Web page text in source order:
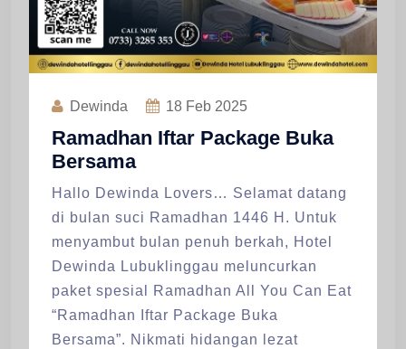
Dewinda 18 Feb 2025
Ramadhan Iftar Package Buka
Bersama
Hallo Dewinda Lovers… Selamat datang
di bulan suci Ramadhan 1446 H. Untuk
menyambut bulan penuh berkah, Hotel
Dewinda Lubuklinggau meluncurkan
paket spesial Ramadhan All You Can Eat
“Ramadhan Iftar Package Buka
Bersama”. Nikmati hidangan lezat